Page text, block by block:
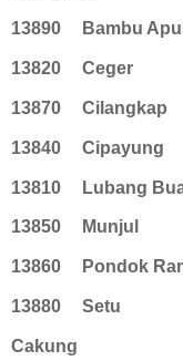
13890 Bambu
13820 Ceger
13870 Cilangkap
13840 Cipayung
13810 Lubang
13850 Munjul
13860 Pondok
13880 Setu
Cakung